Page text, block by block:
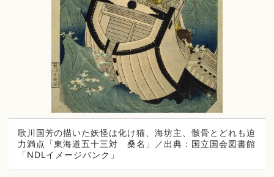
歌川国芳の描いた妖怪は化け猫、海坊主、骸骨とどれも迫
力満点「東海道五十三対 桑名」／出典：国立国会図書館
「NDLイメージバンク」